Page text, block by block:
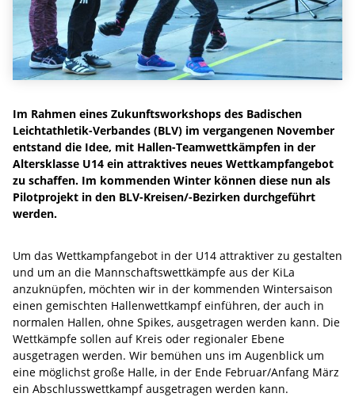
Im Rahmen eines Zukunftsworkshops des Badischen
Leichtathletik-Verbandes (BLV) im vergangenen November
entstand die Idee, mit Hallen-Teamwettkämpfen in der
Altersklasse U14 ein attraktives neues Wettkampfangebot
zu schaffen. Im kommenden Winter können diese nun als
Pilotprojekt in den BLV-Kreisen/-Bezirken durchgeführt
werden.
Um das Wettkampfangebot in der U14 attraktiver zu gestalten
und um an die Mannschaftswettkämpfe aus der KiLa
anzuknüpfen, möchten wir in der kommenden Wintersaison
einen gemischten Hallenwettkampf einführen, der auch in
normalen Hallen, ohne Spikes, ausgetragen werden kann. Die
Wettkämpfe sollen auf Kreis oder regionaler Ebene
ausgetragen werden. Wir bemühen uns im Augenblick um
eine möglichst große Halle, in der Ende Februar/Anfang März
ein Abschlusswettkampf ausgetragen werden kann.